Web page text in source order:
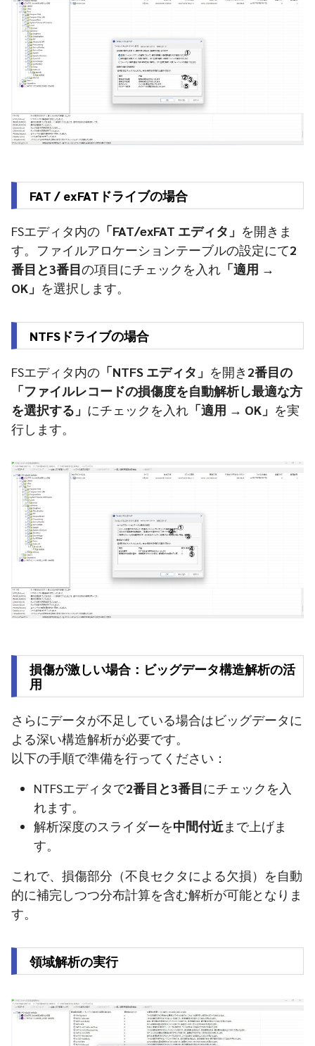
FAT / exFATドライブの場合
FSエディタ内の 「FAT/exFAT エディタ」 を開きま
す。ファイルアロケーションテーブルの設定にて2
番目と3番目の項目にチェックを入れ 「適用 →
OK」 を選択します。
NTFSドライブの場合
FSエディタ内の 「NTFS エディタ」 を開き 2番目の
「ファイルレコードの損傷度を自動解析し最適な方
を選択する」 にチェックを入れ 「適用 → OK」 を実
行します。
損傷が激しい場合：ビッグデータ構造解析の活
用
さらにデータが不足している場合はビッグデータに
よる深い構造解析が必要です。
以下の手順で準備を行ってください：
NTFSエディタで2番目と3番目にチェックを入
れます。
解析深度のスライダーを中間付近まで上げま
す。
これで、損傷部分（不良セクタによる欠損）を自動
的に補完しつつ分布計算を含む解析が可能となりま
す。
領域解析の実行